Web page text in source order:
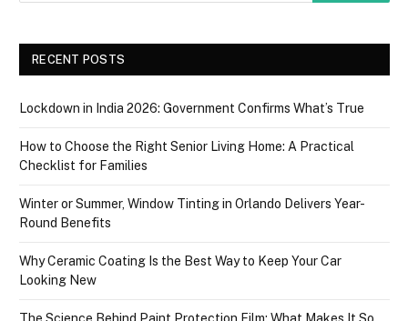
RECENT POSTS
Lockdown in India 2026: Government Confirms What’s True
How to Choose the Right Senior Living Home: A Practical
Checklist for Families
Winter or Summer, Window Tinting in Orlando Delivers Year-
Round Benefits
Why Ceramic Coating Is the Best Way to Keep Your Car
Looking New
The Science Behind Paint Protection Film: What Makes It So